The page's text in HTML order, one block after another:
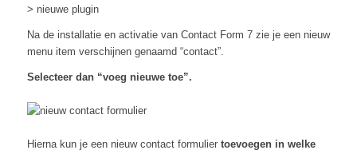
> nieuwe plugin
Na de installatie en activatie van Contact Form 7 zie je een nieuw
menu item verschijnen genaamd “contact”.
Selecteer dan “voeg nieuwe toe”.
Hierna kun je een nieuw contact formuliertoevoegen in welke